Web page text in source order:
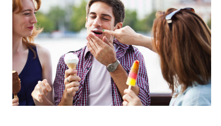
PARA PROFESIONALES
CUPONES
DONDE COMPRAR
PY (ES)